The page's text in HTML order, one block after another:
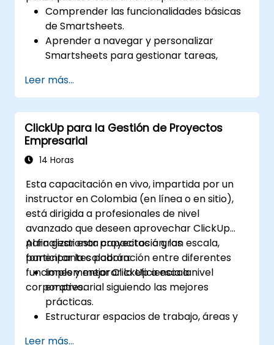
Comprender las funcionalidades básicas
de Smartsheets.
Aprender a navegar y personalizar
Smartsheets para gestionar tareas,
efectiva.
Obtener experiencia práctica creando y
administrando hojas, informes y tableros
de control.
Colaborar con miembros del equipo
utilizando Smartsheets para el
tiempo real.
Leer más...
ClickUp para la Gestión de Proyectos
Empresarial
14 Horas
Esta capacitación en vivo, impartida por un
instructor en Colombia (en línea o en sitio),
está dirigida a profesionales de nivel
avanzado que deseen aprovechar ClickUp
para gestionar proyectos a gran escala,
fomentar la colaboración entre diferentes
funciones y mejorar la eficiencia a nivel
corporativo.
Al finalizar esta capacitación, los
participantes podrán:
Implementar ClickUp a escala
empresarial siguiendo las mejores
prácticas.
Estructurar espacios de trabajo, áreas y
Leer más...